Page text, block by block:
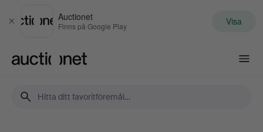
Stäng
Auctionet
Finns på Google Play Visa